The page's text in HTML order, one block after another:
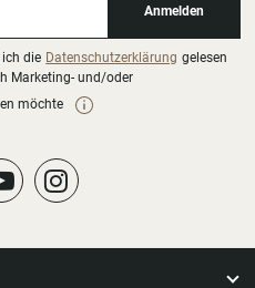
Anmelden
die Datenschutzerklärung gelesen
Marketing- und/oder
möchte